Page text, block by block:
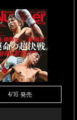
4/16 発売